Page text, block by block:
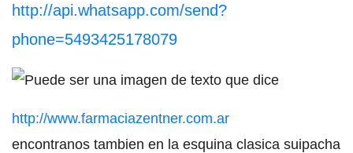
http://api.whatsapp.com/send?
phone=5493425178079
http://www.farmaciazentner.com.ar
encontranos tambien en la esquina clasica suipacha